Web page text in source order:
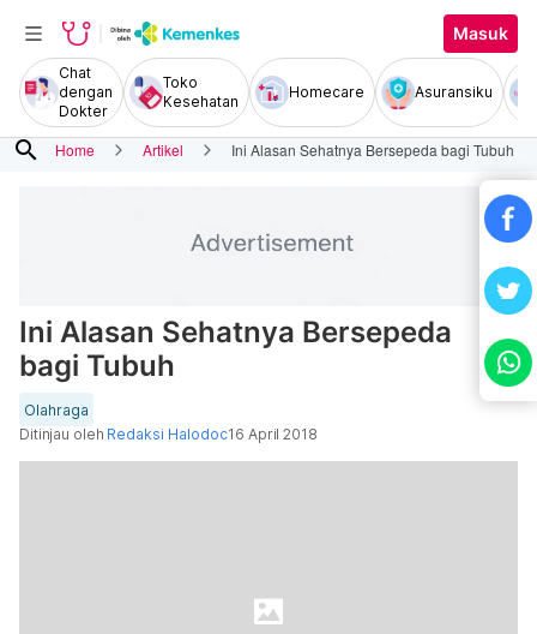
Masuk
Chat
dengan
Dokter
Toko
Kesehatan
Homecare Asuransiku
search Home Artikel Ini Alasan Sehatnya Bersepeda bagi Tubuh
Ini Alasan Sehatnya Bersepeda
bagi Tubuh
Olahraga
Ditinjau oleh Redaksi Halodoc16 April 2018